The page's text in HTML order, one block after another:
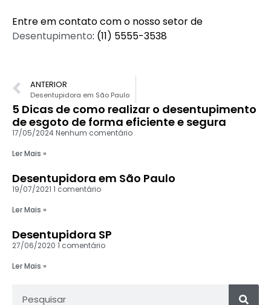
Entre em contato com o nosso setor de
Desentupimento: (11) 5555-3538
ANTERIOR
Desentupidora em São Paulo
5 Dicas de como realizar o desentupimento
de esgoto de forma eficiente e segura
17/05/2024Nenhum comentário
Ler Mais »
Desentupidora em São Paulo
19/07/2021 1 comentário
Ler Mais »
Desentupidora SP
27/06/2020 1 comentário
Ler Mais »